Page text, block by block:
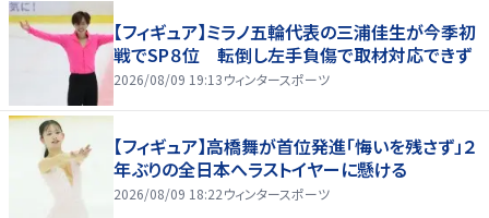
【フィギュア】ミラノ五輪代表の三浦佳生が今季初
戦でSP８位 転倒し左手負傷で取材対応できず
2026/08/09 19:13ウィンタースポーツ
【フィギュア】高橋舞が首位発進「悔いを残さず」２
年ぶりの全日本へラストイヤーに懸ける
2026/08/09 18:22ウィンタースポーツ